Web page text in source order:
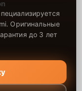
Оригинальные
до 3 лет